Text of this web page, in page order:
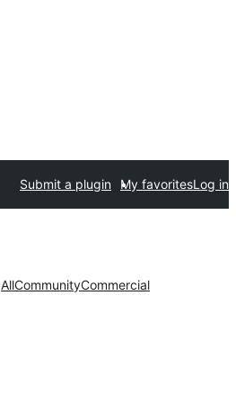
Submit a plugin My favoritesLog in
AllCommunityCommercial